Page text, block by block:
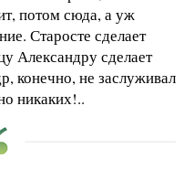
потом сюда, а уж
Старосте сделает
Александру сделает
конечно, не заслуживал
никаких!..